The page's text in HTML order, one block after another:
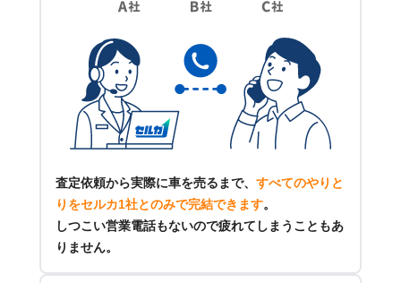
査定依頼から実際に車を売るまで、 すべてのやりと
りをセルカ1社とのみで完結できます。
しつこい営業電話もないので疲れてしまうこともあ
りません。